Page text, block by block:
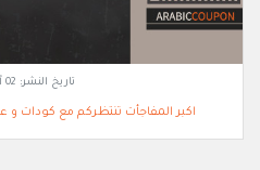
تاريخ النشر: 02 آب, 2026
اكبر المفاجأت تنتظركم مع كودات